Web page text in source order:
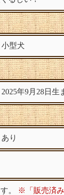
小型犬
2025年9月28日生
あり
。 ※「販売済